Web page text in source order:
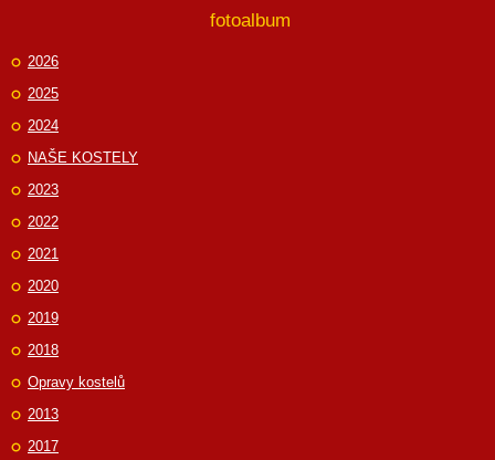
fotoalbum
2026
2025
2024
NAŠE KOSTELY
2023
2022
2021
2020
2019
2018
Opravy kostelů
2013
2017